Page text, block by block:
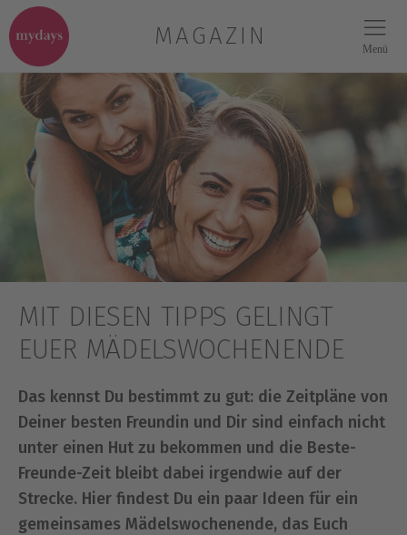
MAGAZIN Menü
MIT DIESEN TIPPS GELINGT
EUER MÄDELSWOCHENENDE
Das kennst Du bestimmt zu gut: die Zeitpläne von
Deiner besten Freundin und Dir sind einfach nicht
unter einen Hut zu bekommen und die Beste-
Freunde-Zeit bleibt dabei irgendwie auf der
Strecke. Hier findest Du ein paar Ideen für ein
gemeinsames Mädelswochenende, das Euch